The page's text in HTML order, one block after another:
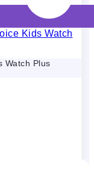
Watch Plus